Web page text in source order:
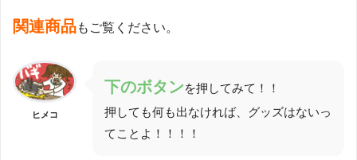
関連商品もご覧ください。
ヒメコ
下のボタンを押してみて！！
押しても何も出なければ、グッズはないっ
てことよ！！！！